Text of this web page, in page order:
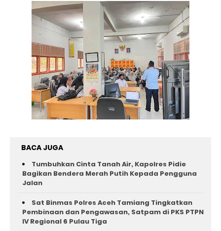
BACA JUGA
Tumbuhkan Cinta Tanah Air, Kapolres Pidie
Bagikan Bendera Merah Putih Kepada Pengguna
Jalan ‎
Sat Binmas Polres Aceh Tamiang Tingkatkan
Pembinaan dan Pengawasan, Satpam di PKS PTPN
IV Regional 6 Pulau Tiga